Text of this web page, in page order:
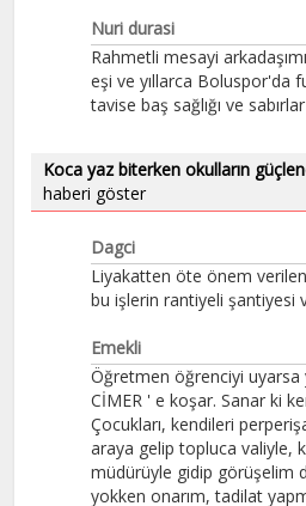
Nuri durasi
Rahmetli mesayi
eşi ve yıllarca Boluspor'da
tavise baş sağlığı ve
Koca yaz biterken okulların
haberi göster
Dagci
Liyakatten öte önem
bu işlerin rantiyeli şantiyesi
Emekli
Öğretmen öğrenciyi uyarsa
CİMER ' e koşar. Sanar ki
Çocukları, kendileri
araya gelip topluca valiyle,
müdürüyle gidip görüşelim
yokken onarım, tadilat